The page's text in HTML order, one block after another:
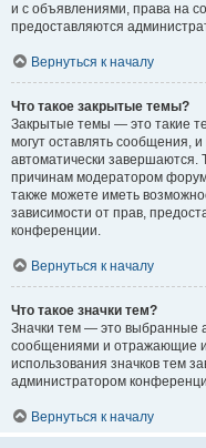
и с объявлениями, права на
предоставляются
Вернуться к началу
Что такое закрытые темы?
Закрытые темы — это такие
могут оставлять сообщения,
автоматически завершаются.
причинам модератором
также можете иметь
зависимости от прав,
конференции.
Вернуться к началу
Что такое значки тем?
Значки тем — это выбранные
сообщениями и отражающие
использования значков тем
администратором
Вернуться к началу